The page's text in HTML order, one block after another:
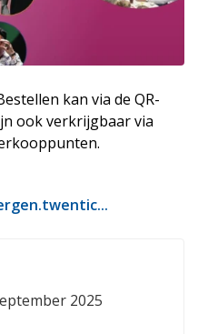
kan via de QR-
ook verkrijgbaar via
2025